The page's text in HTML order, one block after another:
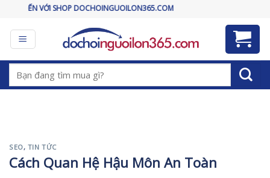
content
SHOP DOCHOINGUOILON365.COM
Tìm
kiếm:
SEO, TIN TỨC
Cách Quan Hệ Hậu Môn An Toàn